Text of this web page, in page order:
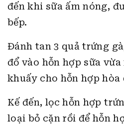
đến khi sữa ấm nóng,
bếp.
Đánh tan 3 quả trứng
đổ vào hỗn hợp sữa vừa
khuấy cho hỗn hợp hòa
Kế đến, lọc hỗn hợp
loại bỏ cặn rồi để hỗn